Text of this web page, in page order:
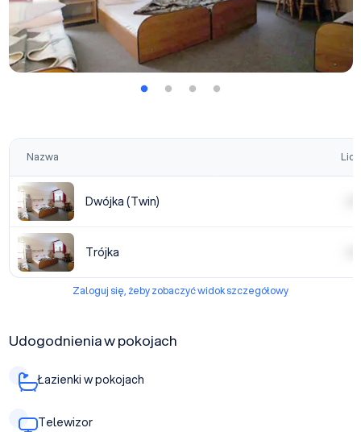
Nazwa
Dwójka (Twin)
Trójka
Zaloguj się, żeby zobaczyć widok szczegółowy
Udogodnienia w pokojach
Łazienki w pokojach
Telewizor